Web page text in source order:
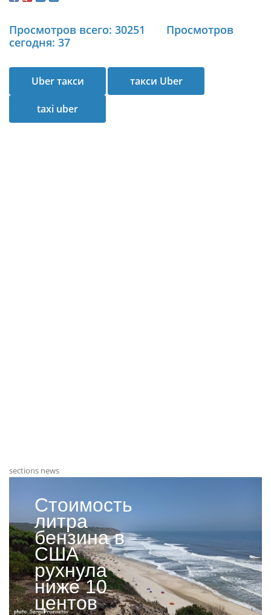
Просмотров всего: 30251
Просмотров
сегодня: 37
Uber такси такси Uber
taxi uber
sections news
Стоимость
литра
бензина в
США
рухнула
ниже 10
центов